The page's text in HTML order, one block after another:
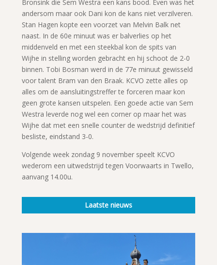
Bronsink die Sem Westra een kans bood. Even was het
andersom maar ook Dani kon de kans niet verzilveren.
Stan Hagen kopte een voorzet van Melvin Balk net
naast. In de 60e minuut was er balverlies op het
middenveld en met een steekbal kon de spits van
Wijhe in stelling worden gebracht en hij schoot de 2-0
binnen. Tobi Bosman werd in de 77e minuut gewisseld
voor talent Bram van den Braak. KCVO zette alles op
alles om de aansluitingstreffer te forceren maar kon
geen grote kansen uitspelen. Een goede actie van Sem
Westra leverde nog wel een corner op maar het was
Wijhe dat met een snelle counter de wedstrijd definitief
besliste, eindstand 3-0.
Volgende week zondag 9 november speelt KCVO
wederom een uitwedstrijd tegen Voorwaarts in Twello,
aanvang 14.00u.
Laatste nieuws